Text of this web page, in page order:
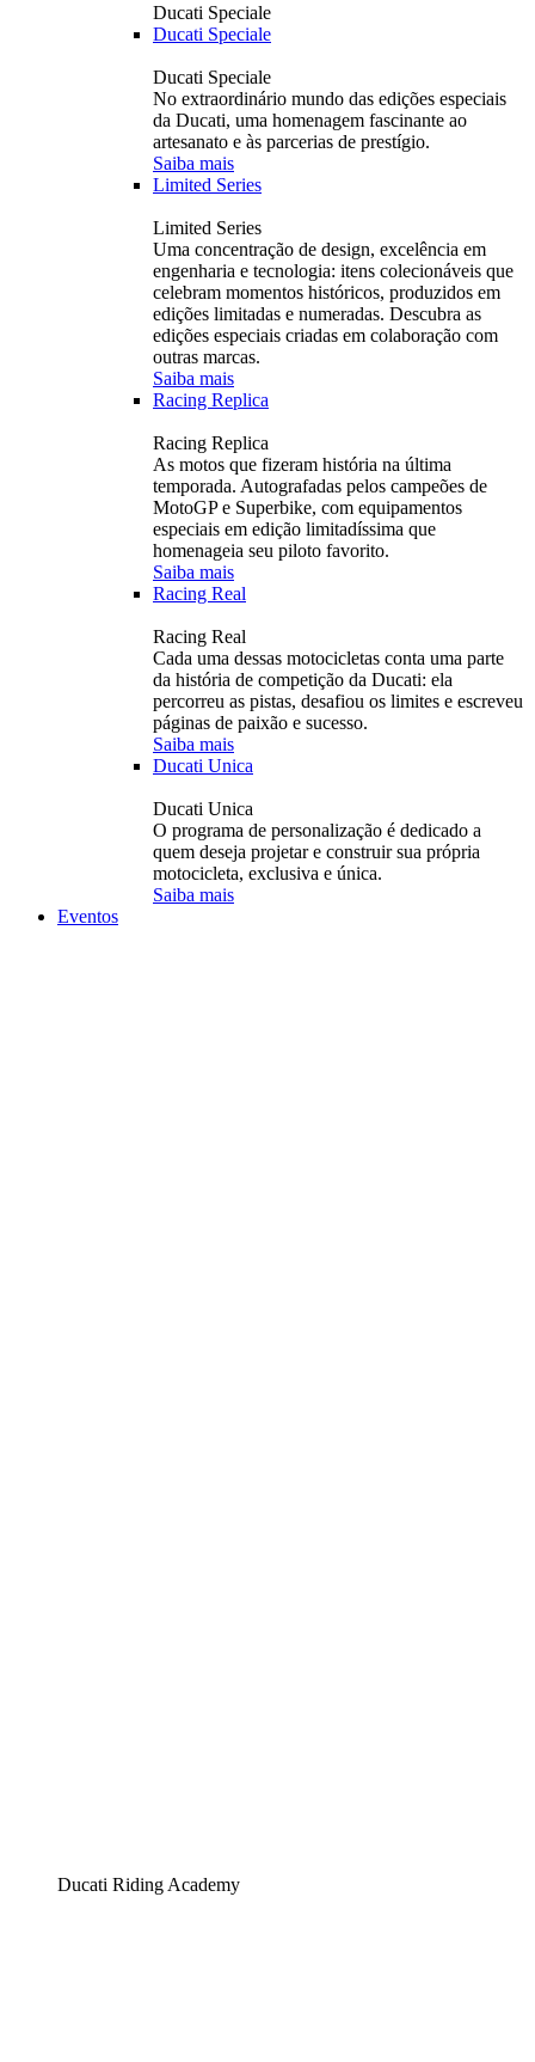
Ducati Speciale
Ducati Speciale
Ducati Speciale
No extraordinário mundo das edições especiais
da Ducati, uma homenagem fascinante ao
artesanato e às parcerias de prestígio.
Saiba mais
Limited Series
Limited Series
Uma concentração de design, excelência em
engenharia e tecnologia: itens colecionáveis ​​que
celebram momentos históricos, produzidos em
edições limitadas e numeradas. Descubra as
edições especiais criadas em colaboração com
outras marcas.
Saiba mais
Racing Replica
Racing Replica
As motos que fizeram história na última
temporada. Autografadas pelos campeões de
MotoGP e Superbike, com equipamentos
especiais em edição limitadíssima que
homenageia seu piloto favorito.
Saiba mais
Racing Real
Racing Real
Cada uma dessas motocicletas conta uma parte
da história de competição da Ducati: ela
percorreu as pistas, desafiou os limites e escreveu
páginas de paixão e sucesso.
Saiba mais
Ducati Unica
Ducati Unica
O programa de personalização é dedicado a
quem deseja projetar e construir sua própria
motocicleta, exclusiva e única.
Saiba mais
Eventos
Ducati Riding Academy